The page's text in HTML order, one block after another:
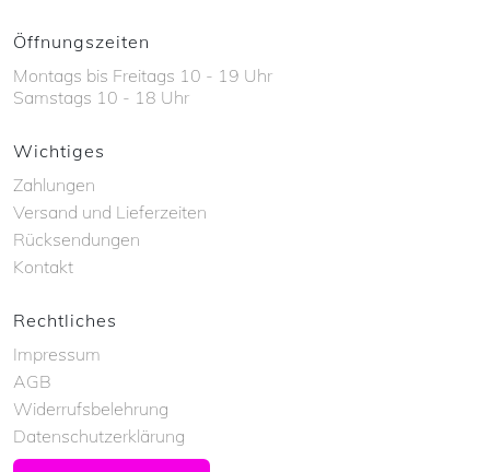
Öffnungszeiten
Montags bis Freitags 10 - 19 Uhr
Samstags 10 - 18 Uhr
Wichtiges
Zahlungen
Versand und Lieferzeiten
Rücksendungen
Kontakt
Rechtliches
Impressum
AGB
Widerrufsbelehrung
Datenschutzerklärung